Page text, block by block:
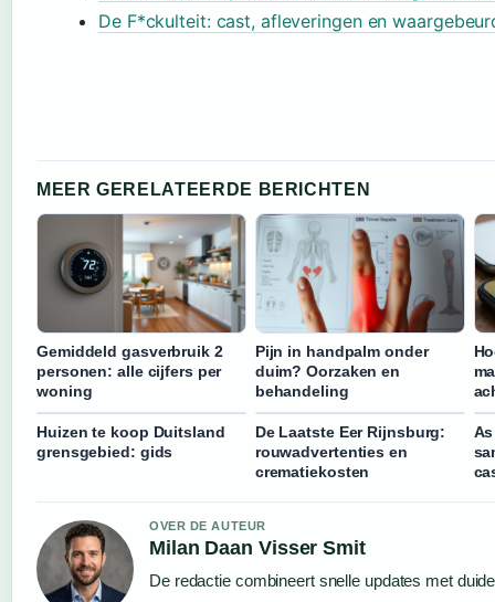
De F*ckulteit: cast, afleveringen en
MEER GERELATEERDE BERICHTEN
Gemiddeld gasverbruik 2
personen: alle cijfers per
woning
Pijn in handpalm onder
duim? Oorzaken en
behandeling
Huizen te koop Duitsland
grensgebied: gids
De Laatste Eer Rijnsburg:
rouwadvertenties en
crematiekosten
OVER DE AUTEUR
Milan Daan Visser Smit
De redactie combineert snelle updates met